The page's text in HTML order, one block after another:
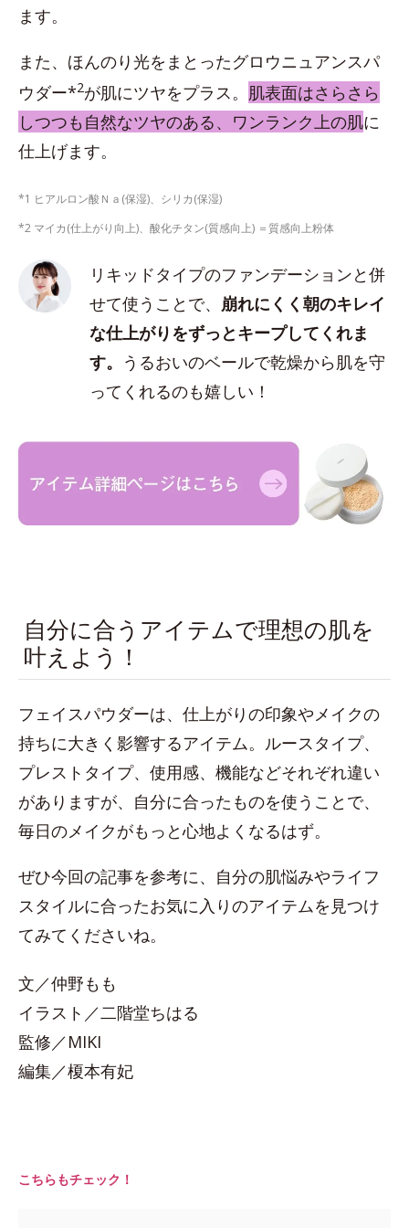
ます。
また、ほんのり光をまとったグロウニュアンスパ
ウダー*2が肌にツヤをプラス。 肌表面はさらさら
しつつも自然なツヤのある、ワンランク上の肌に
仕上げます。
*1 ヒアルロン酸Ｎａ(保湿)、シリカ(保湿)
*2 マイカ(仕上がり向上)、酸化チタン(質感向上) ＝質感向上粉体
リキッドタイプのファンデーションと併
せて使うことで、 崩れにくく朝のキレイ
な仕上がりをずっとキープしてくれま
す。 うるおいのベールで乾燥から肌を守
ってくれるのも嬉しい！
自分に合うアイテムで理想の肌を
叶えよう！
フェイスパウダーは、仕上がりの印象やメイクの
持ちに大きく影響するアイテム。ルースタイプ、
プレストタイプ、使用感、機能などそれぞれ違い
がありますが、自分に合ったものを使うことで、
毎日のメイクがもっと心地よくなるはず。
ぜひ今回の記事を参考に、自分の肌悩みやライフ
スタイルに合ったお気に入りのアイテムを見つけ
てみてくださいね。
文／仲野もも
イラスト／二階堂ちはる
監修／MIKI
編集／榎本有妃
こちらもチェック！